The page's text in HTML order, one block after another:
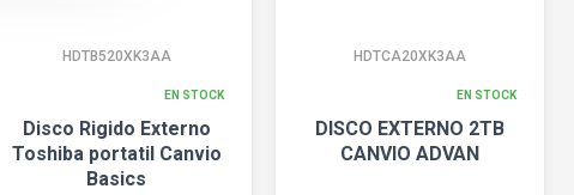
HDTB520XK3AA
EN STOCK
Disco Rigido Externo
Toshiba portatil Canvio
Basics
HDTCA20XK3AA
EN STOCK
DISCO EXTERNO 2TB
CANVIO ADVAN